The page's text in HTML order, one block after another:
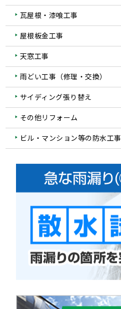
瓦屋根・漆喰工事
屋根板金工事
天窓工事
雨どい工事（修理・交換）
サイディング張り替え
その他リフォーム
ビル・マンション等の防水工事